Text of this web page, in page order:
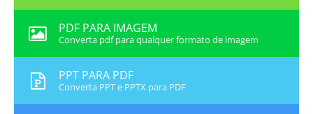
PDF PARA IMAGEM
Converta pdf para qualquer formato de imagem
PPT PARA PDF
Converta PPT e PPTX para PDF